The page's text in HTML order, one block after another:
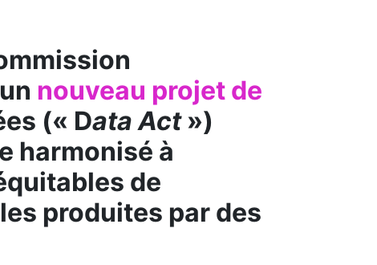
nouveau projet de
(« Data Act»)
harmonisé à
de
produites par des